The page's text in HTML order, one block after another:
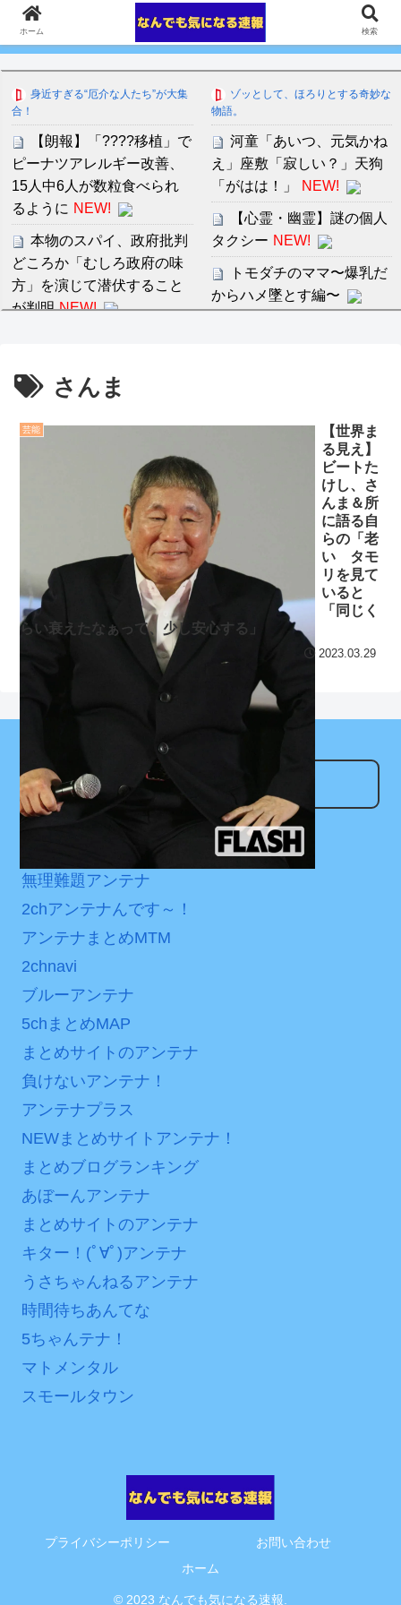
身近すぎる“厄介な人たち”が大集
合！
【朗報】「????移植」で
ピーナツアレルギー改善、
15人中6人が数粒食べられ
るように NEW!
本物のスパイ、政府批判
どころか「むしろ政府の味
方」を演じて潜伏すること
が判明 NEW!
人が殺到して人数制限で数
wwwwwwwww NEW!
【画像】井戸田潤が愛し
た『乳首』がこちら
NEW!
【阪神】工藤泰成、160
キロ超直球も変化球が多い
点に打ちにくさ 対巨人３
連戦も期待
クレバテスⅡ-魔獣の王と
偽りの勇者伝承- 第4話 感
もはこの絵の意味がすぐに
分からないらしい
日本が北朝鮮に辛勝し二
内容の後半」「今日の森保
はチキン」
七ツ森りり ご令嬢と召使
いの禁断の恋…1日だけ許さ
たすら愛し合う。
Powered by livedoor 相
互RSS
ゾッとして、ほろりとする奇妙な
物語。
河童「あいつ、元気かね
え」座敷「寂しい？」天狗
「がはは！」
NEW!
【心霊・幽霊】謎の個人
タクシー NEW!
トモダチのママ〜爆乳だ
からハメ墜とす編〜
Ｗ杯１次Ｌ敗退の韓国 議員
が「なぜ負けたのか？」ソ
ン・フンミン先発落ちは
「監督の報復」
すまん熊本やがコンビニ
に食品も水もない
ディズニーが「大課金時
代」に突入！アトラクショ
ンパスがどれもこれも1500
円の課金チケに
海外「日本よ、お前がナ
ンバーワンだ」 熊本地震直
後の日本の対応のスピード
マ『ラムネモンキー』 トレ
ンディなクリスマスイヴ
2/25(水)
さんま
芸能
【世界ま
る見え】
ビートた
けし、さ
んま＆所
に語る自
らの「老
い タモ
リを見て
いると
「同じく
らい衰えたなぁって、少し安心する」
2023.03.29
アンテナサイト
なんでもアンテナ
無理難題アンテナ
2chアンテナんです～！
アンテナまとめMTM
2chnavi
ブルーアンテナ
5chまとめMAP
まとめサイトのアンテナ
負けないアンテナ！
アンテナプラス
NEWまとめサイトアンテナ！
まとめブログランキング
あぼーんアンテナ
まとめサイトのアンテナ
キター！(ﾟ∀ﾟ)アンテナ
うさちゃんねるアンテナ
時間待ちあんてな
5ちゃんテナ！
マトメンタル
スモールタウン
プライバシーポリシー
お問い合わせ
ホーム
© 2023 なんでも気になる速報.
ホーム 検索